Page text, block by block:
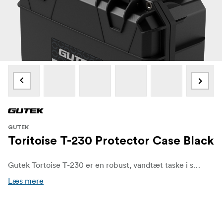
GUTEK
Toritoise T-230 Protector Case Black
Gutek Tortoise T-230 er en robust, vandtæt taske i sort, ideel til kameraer, droner og værktøj. Den er IP67-klassificeret, stabelbar, slagfast og udstyret med skumindsatser for tilpasset beskyttelse - kompakt, sikker og bygget til at holde.
Læs mere